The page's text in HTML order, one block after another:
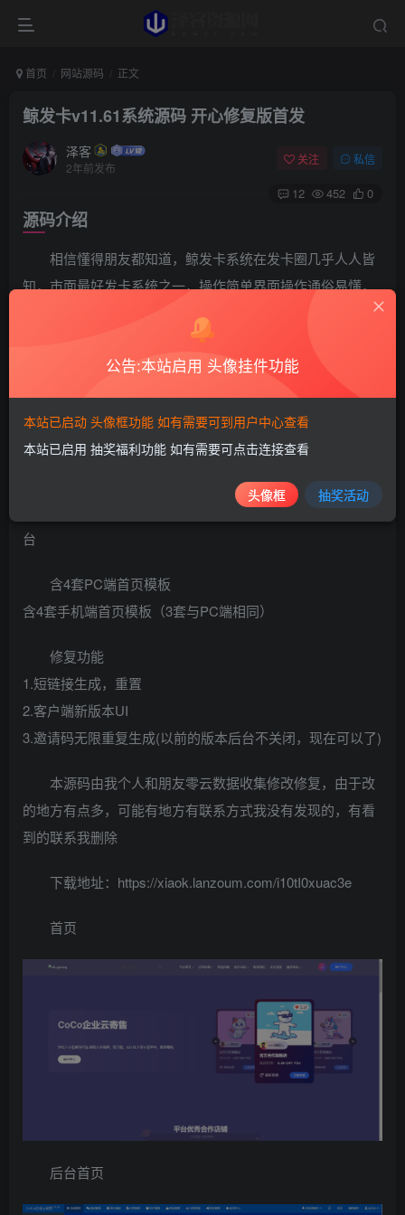
首页 网站源码 正文
鲸发卡v11.61系统源码 开心修复版首发
泽客
2年前发布
关注 私信
12 452 0
源码介绍
相信懂得朋友都知道，鲸发卡系统在发卡圈几乎人人皆
知，市面最好发卡系统之一，操作简单界面操作通俗易懂，
我们替换了三套最新版模板，详情请看下面图片，市面
上所谓的11.61版本就是这，只是改了版本号，新增三套模
板。
非常重要的一点是，我们发现此模板使用后，首页首次
加在有点慢，原因是首页美化代码的原因，其他页面基本正
常，有能力的可以吧图片等资源文件上传到oss等第三方平
台
含4套PC端首页模板
含4套手机端首页模板（3套与PC端相同）
修复功能
1.短链接生成，重置
2.客户端新版本UI
3.邀请码无限重复生成(以前的版本后台不关闭，现在可以了)
本源码由我个人和朋友零云数据收集修改修复，由于改
的地方有点多，可能有地方有联系方式我没有发现的，有看
到的联系我删除
下载地址：https://xiaok.lanzoum.com/i10tI0xuac3e
首页
后台首页
公告:本站启用 头像挂件功能
本站已启动 头像框功能 如有需要可到用户中心查看
本站已启用 抽奖福利功能 如有需要可点击连接查看
头像框 抽奖活动